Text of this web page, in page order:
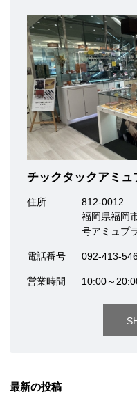
チックタックアミュ
住所
812-0012
福岡県福岡
号アミュプ
電話番号 092-413-
営業時間 10:00～
最新の投稿